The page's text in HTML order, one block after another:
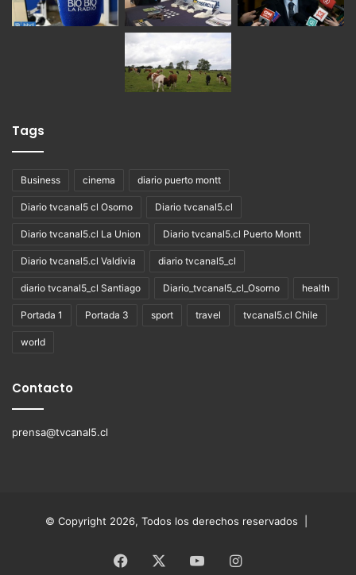
Tags
Business cinema diario puerto montt
Diario tvcanal5 cl Osorno Diario tvcanal5.cl
Diario tvcanal5.cl La Union Diario tvcanal5.cl Puerto Montt
Diario tvcanal5.cl Valdivia diario tvcanal5_cl
diario tvcanal5_cl Santiago Diario_tvcanal5_cl_Osorno health
Portada 1 Portada 3 sport travel tvcanal5.cl Chile
world
Contacto
prensa@tvcanal5.cl
© Copyright 2026, Todos los derechos reservados |
Facebook YouTubeInstagram